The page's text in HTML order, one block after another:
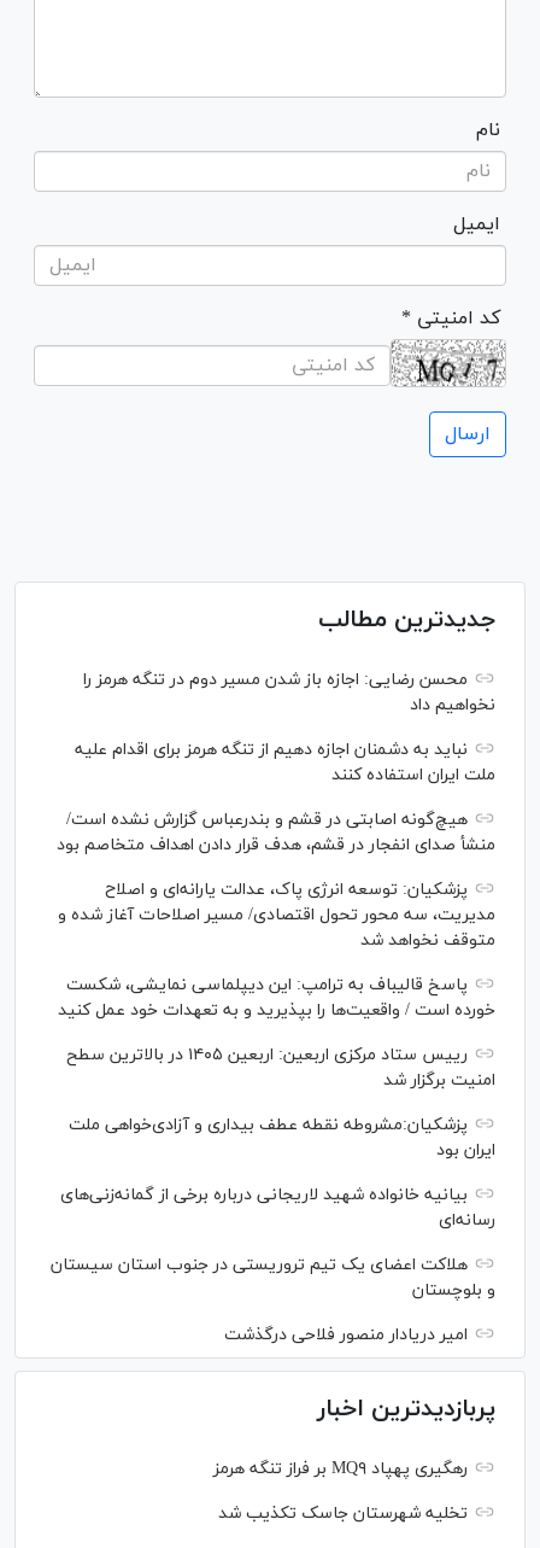
نام
ایمیل
* کد امنیتی
جدیدترین مطالب
محسن رضایی: اجازه باز شدن مسیر دوم در تنگه هرمز را
نخواهیم داد
نباید به دشمنان اجازه دهیم از تنگه هرمز برای اقدام علیه
ملت ایران استفاده کنند
هیچ‌گونه اصابتی در قشم و بندرعباس گزارش نشده است/
منشأ صدای انفجار در قشم، هدف قرار دادن اهداف متخاصم بود
پزشکیان: توسعه انرژی پاک، عدالت یارانه‌ای و اصلاح
مدیریت، سه محور تحول اقتصادی/ مسیر اصلاحات آغاز شده و
متوقف نخواهد شد
پاسخ قالیباف به ترامپ: این دیپلماسی نمایشی، شکست
خورده است / واقعیت‌ها را بپذیرید و به تعهدات خود عمل کنید
رییس ستاد مرکزی اربعین: اربعین ۱۴۰۵ در بالاترین سطح
امنیت برگزار شد
پزشکیان:مشروطه نقطه عطف بیداری و آزادی‌خواهی ملت
ایران بود
بیانیه خانواده شهید لاریجانی درباره برخی از گمانه‌زنی‌های
رسانه‌ای
هلاکت اعضای یک تیم تروریستی در جنوب استان سیستان
و بلوچستان
امیر دریادار منصور فلاحی درگذشت
پربازدیدترین اخبار
رهگیری پهپاد MQ۹ بر فراز تنگه هرمز
تخلیه شهرستان جاسک تکذیب شد